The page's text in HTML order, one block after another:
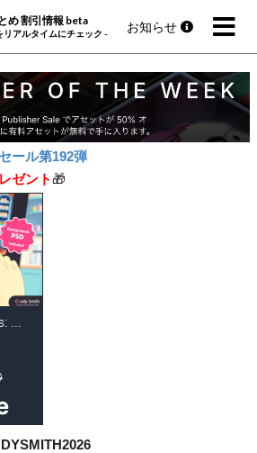
め 割引情報 beta
アルタイムにチェック - お知らせ
ール第192弾
ゼント 🎁